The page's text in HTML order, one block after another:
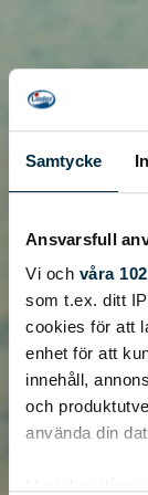
Samtycke
Ansvarsfull
Vi och våra
som t.ex. ditt
cookies för att
enhet för att
innehåll,
och
använda din